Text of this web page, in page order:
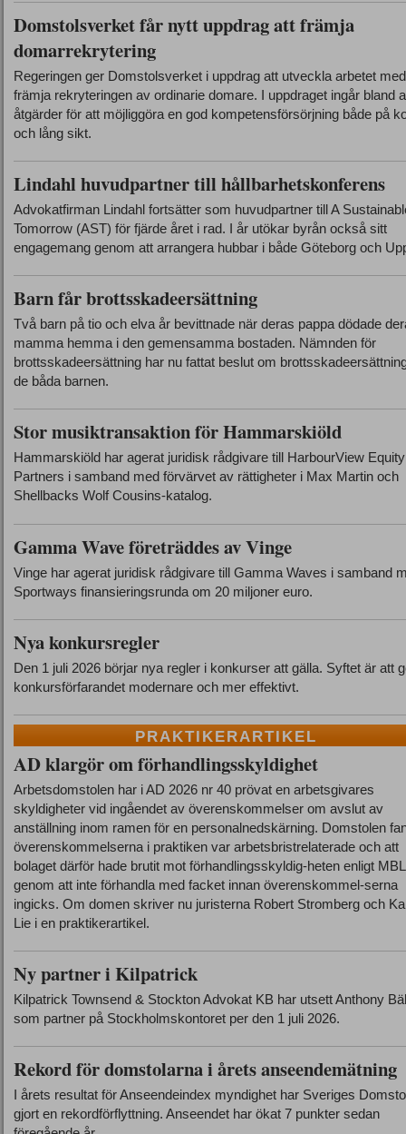
Domstolsverket får nytt uppdrag att främja
domarrekrytering
Regeringen ger Domstolsverket i uppdrag att utveckla arbetet
främja rekryteringen av ordinarie domare. I uppdraget ingår bland
åtgärder för att möjliggöra en god kompetensförsörjning både på
och lång sikt.
Lindahl huvudpartner till hållbarhetskonferens
Advokatfirman Lindahl fortsätter som huvudpartner till A
Tomorrow (AST) för fjärde året i rad. I år utökar byrån också sitt
engagemang genom att arrangera hubbar i både Göteborg och
Barn får brottsskadeersättning
Två barn på tio och elva år bevittnade när deras pappa dödade
mamma hemma i den gemensamma bostaden. Nämnden för
brottsskadeersättning har nu fattat beslut om
de båda barnen.
Stor musiktransaktion för Hammarskiöld
Hammarskiöld har agerat juridisk rådgivare till HarbourView Equity
Partners i samband med förvärvet av rättigheter i Max Martin och
Shellbacks Wolf Cousins-katalog.
Gamma Wave företräddes av Vinge
Vinge har agerat juridisk rådgivare till Gamma Waves i samband
Sportways finansieringsrunda om 20 miljoner euro.
Nya konkursregler
Den 1 juli 2026 börjar nya regler i konkurser att gälla. Syftet är att
konkursförfarandet modernare och mer effektivt.
PRAKTIKERARTIKEL
AD klargör om förhandlingsskyldighet
Arbetsdomstolen har i AD 2026 nr 40 prövat en arbetsgivares
skyldigheter vid ingåendet av överenskommelser om avslut av
anställning inom ramen för en personalnedskärning. Domstolen
överenskommelserna i praktiken var arbetsbristrelaterade och att
bolaget därför hade brutit mot förhandlingsskyldig-heten enligt MBL
genom att inte förhandla med facket innan överenskommel-serna
ingicks. Om domen skriver nu juristerna Robert Stromberg och
Lie i en praktikerartikel.
Ny partner i Kilpatrick
Kilpatrick Townsend & Stockton Advokat KB har utsett Anthony
som partner på Stockholmskontoret per den 1 juli 2026.
Rekord för domstolarna i årets anseendemätning
I årets resultat för Anseendeindex myndighet har Sveriges
gjort en rekordförflyttning. Anseendet har ökat 7 punkter sedan